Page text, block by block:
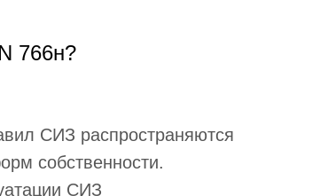
766н?
СИЗ распространяются
собственности.
СИЗ